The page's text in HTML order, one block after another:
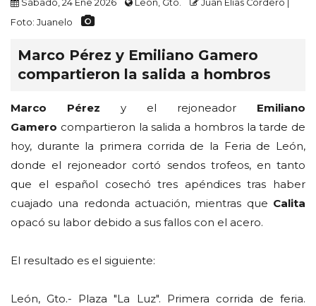
Sábado, 24 Ene 2026 León, Gto.
Juan Elías Cordero |
Foto: Juanelo
Marco Pérez y Emiliano Gamero
compartieron la salida a hombros
Marco Pérez y el rejoneador Emiliano
Gamero compartieron la salida a hombros la tarde de
hoy, durante la primera corrida de la Feria de León,
donde el rejoneador cortó sendos trofeos, en tanto
que el español cosechó tres apéndices tras haber
cuajado una redonda actuación, mientras que Calita
opacó su labor debido a sus fallos con el acero.
El resultado es el siguiente:
León, Gto.- Plaza "La Luz". Primera corrida de feria.